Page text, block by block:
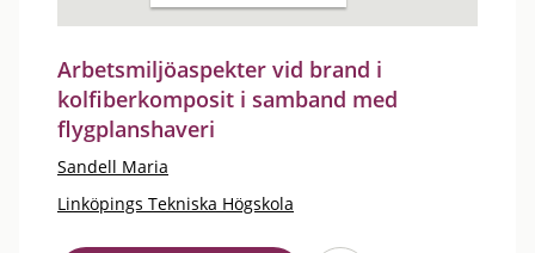
Arbetsmiljöaspekter vid brand i
kolfiberkomposit i samband med
flygplanshaveri
Sandell Maria
Linköpings Tekniska Högskola